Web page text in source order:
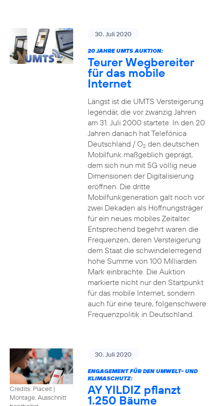
30. Juli 2020
20 JAHRE UMTS AUKTION:
Teurer Wegbereiter
für das mobile
Internet
Längst ist die UMTS Versteigerung
legendär, die vor zwanzig Jahren
am 31. Juli 2000 startete. In den 20
Jahren danach hat Telefónica
Deutschland / O2den deutschen
Mobilfunk maßgeblich geprägt,
dem sich nun mit 5G völlig neue
Dimensionen der Digitalisierung
eröffnen. Die dritte
Mobilfunkgeneration galt noch vor
zwei Dekaden als Hoffnungsträger
für ein neues mobiles Zeitalter.
Entsprechend begehrt waren die
Frequenzen, deren Versteigerung
dem Staat die schwindelerregend
hohe Summe von 100 Milliarden
Mark einbrachte. Die Auktion
markierte nicht nur den Startpunkt
für das mobile Internet, sondern
auch für eine teure, folgenschwere
Frequenzpolitik in Deutschland.
Credits: Placeit |
Montage, Ausschnitt
30. Juli 2020
ENGAGEMENT FÜR DEN UMWELT- UND
KLIMASCHUTZ:
AY YILDIZ pflanzt
1.250 Bäume